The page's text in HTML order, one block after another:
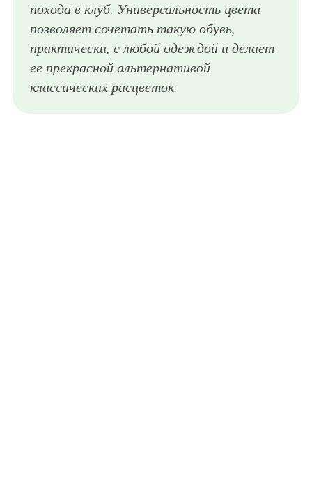
похода в клуб. Универсальность цвета
позволяет сочетать такую обувь,
практически, с любой одеждой и делает
ее прекрасной альтернативой
классических расцветок.